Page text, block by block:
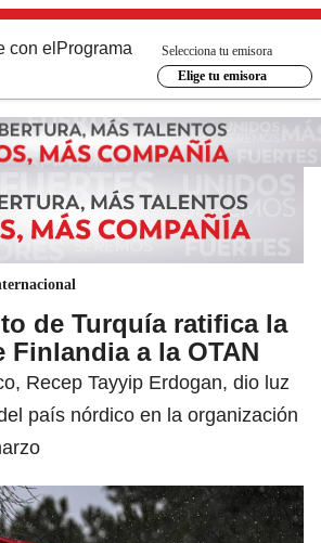
con el Programa
Selecciona tu emisora
Elige tu emisora
de Turquía ratifica la
Finlandia a la OTAN
Recep Tayyip Erdogan, dio luz
país nórdico en la organización